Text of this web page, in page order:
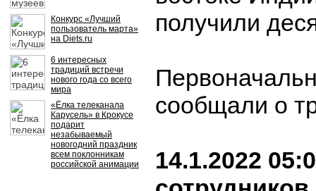
Конкурс «Лучший
пользователь марта»
на Diets.ru
6 интересных
традиций встречи
нового года со всего
мира
«Ёлка телеканала
Карусель» в Крокусе
подарит
незабываемый
новогодний праздник
всем поклонникам
российской анимации
получили
сообщали о
14.1.2022